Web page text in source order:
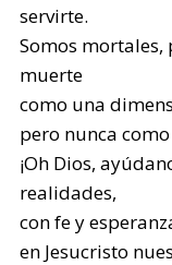
servirte.
Somos mortales,
muerte
como una
pero nunca
¡Oh Dios,
realidades,
con fe y
en Jesucristo